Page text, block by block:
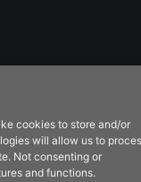
cookies to store and/or
will allow us to
Not consenting or
and functions.